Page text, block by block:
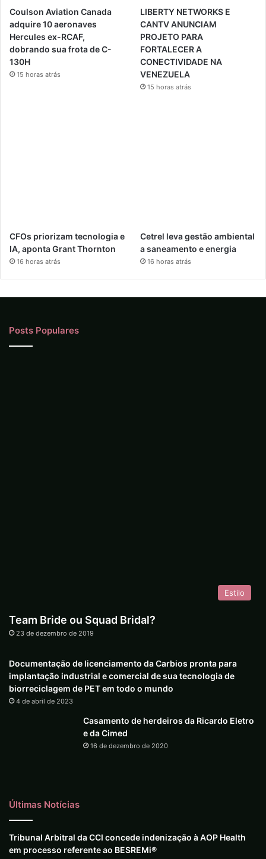
Coulson Aviation Canada
adquire 10 aeronaves
Hercules ex-RCAF,
dobrando sua frota de C-
130H
15 horas atrás
LIBERTY NETWORKS E
CANTV ANUNCIAM
PROJETO PARA
FORTALECER A
CONECTIVIDADE NA
VENEZUELA
15 horas atrás
CFOs priorizam tecnologia e
IA, aponta Grant Thornton
16 horas atrás
Cetrel leva gestão ambiental
a saneamento e energia
16 horas atrás
Posts Populares
Estilo
Team Bride ou Squad Bridal?
23 de dezembro de 2019
Documentação de licenciamento da Carbios pronta para
implantação industrial e comercial de sua tecnologia de
biorreciclagem de PET em todo o mundo
4 de abril de 2023
Casamento de herdeiros da Ricardo Eletro
e da Cimed
16 de dezembro de 2020
Últimas Notícias
Tribunal Arbitral da CCI concede indenização à AOP Health
em processo referente ao BESREMi®